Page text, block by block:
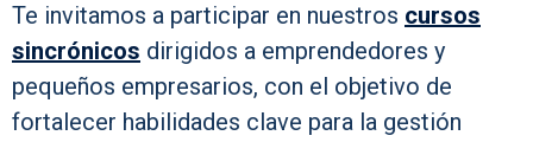
Te invitamos a participar en nuestros cursos
sincrónicos dirigidos a emprendedores y
pequeños empresarios, con el objetivo de
fortalecer habilidades clave para la gestión